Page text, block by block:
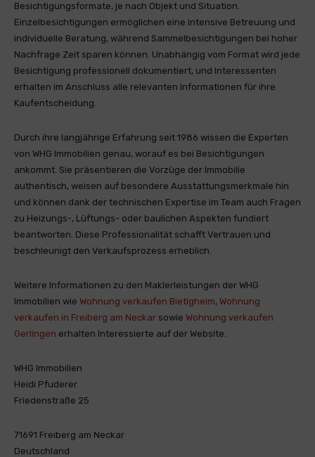
Besichtigungsformate, je nach Objekt und Situation.
Einzelbesichtigungen ermöglichen eine intensive Betreuung und
individuelle Beratung, während Sammelbesichtigungen bei hoher
Nachfrage Zeit sparen können. Unabhängig vom Format wird jede
Besichtigung professionell dokumentiert, und Interessenten
erhalten im Anschluss alle relevanten Informationen für ihre
Kaufentscheidung.
Durch ihre langjährige Erfahrung seit 1986 wissen die Experten
von WHG Immobilien genau, worauf es bei Besichtigungen
ankommt. Sie präsentieren die Vorzüge der Immobilie
authentisch, weisen auf besondere Ausstattungsmerkmale hin
und können dank der technischen Expertise im Team auch Fragen
zu Heizungs-, Lüftungs- oder baulichen Aspekten fundiert
beantworten. Diese Professionalität schafft Vertrauen und
beschleunigt den Verkaufsprozess erheblich.
Weitere Informationen zu den Maklerleistungen der WHG
Immobilien wie Wohnung verkaufen Bietigheim, Wohnung
verkaufen in Freiberg am Neckar sowie Wohnung verkaufen
Gerlingen erhalten Interessierte auf der Website.
WHG Immobilien
Heidi Pfuderer
Friedenstraße 25
71691 Freiberg am Neckar
Deutschland